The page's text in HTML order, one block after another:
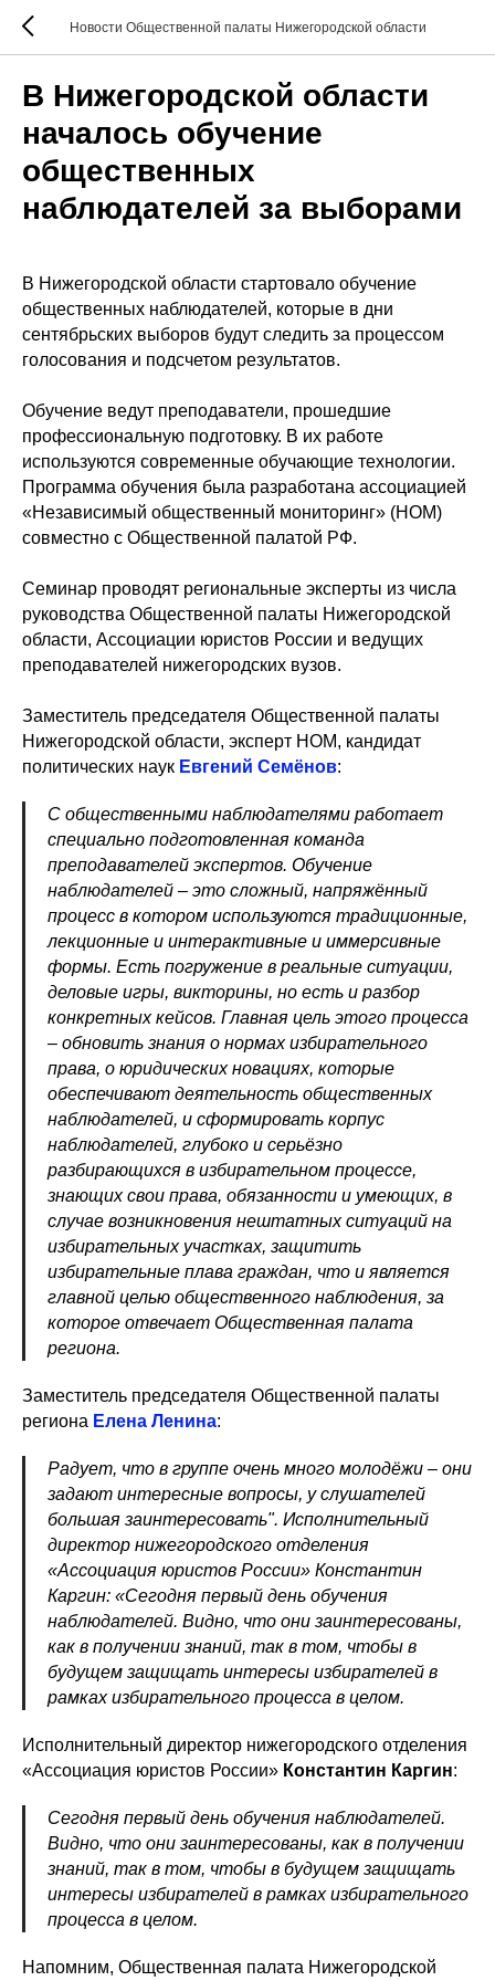
Новости Общественной палаты Нижегородской области
В Нижегородской области
началось обучение
общественных
наблюдателей за выборами
В Нижегородской области стартовало обучение
общественных наблюдателей, которые в дни
сентябрьских выборов будут следить за процессом
голосования и подсчетом результатов.
Обучение ведут преподаватели, прошедшие
профессиональную подготовку. В их работе
используются современные обучающие технологии.
Программа обучения была разработана ассоциацией
«Независимый общественный мониторинг» (НОМ)
совместно с Общественной палатой РФ.
Семинар проводят региональные эксперты из числа
руководства Общественной палаты Нижегородской
области, Ассоциации юристов России и ведущих
преподавателей нижегородских вузов.
Заместитель председателя Общественной палаты
Нижегородской области, эксперт НОМ, кандидат
политических наук Евгений Семёнов:
С общественными наблюдателями работает
специально подготовленная команда
преподавателей экспертов. Обучение
наблюдателей – это сложный, напряжённый
процесс в котором используются традиционные,
лекционные и интерактивные и иммерсивные
формы. Есть погружение в реальные ситуации,
деловые игры, викторины, но есть и разбор
конкретных кейсов. Главная цель этого процесса
– обновить знания о нормах избирательного
права, о юридических новациях, которые
обеспечивают деятельность общественных
наблюдателей, и сформировать корпус
наблюдателей, глубоко и серьёзно
разбирающихся в избирательном процессе,
знающих свои права, обязанности и умеющих, в
случае возникновения нештатных ситуаций на
избирательных участках, защитить
избирательные плава граждан, что и является
главной целью общественного наблюдения, за
которое отвечает Общественная палата
региона.
Заместитель председателя Общественной палаты
региона Елена Ленина:
Радует, что в группе очень много молодёжи – они
задают интересные вопросы, у слушателей
большая заинтересовать". Исполнительный
директор нижегородского отделения
«Ассоциация юристов России» Константин
Каргин: «Сегодня первый день обучения
наблюдателей. Видно, что они заинтересованы,
как в получении знаний, так в том, чтобы в
будущем защищать интересы избирателей в
рамках избирательного процесса в целом.
Исполнительный директор нижегородского отделения
«Ассоциация юристов России» Константин Каргин:
Сегодня первый день обучения наблюдателей.
Видно, что они заинтересованы, как в получении
знаний, так в том, чтобы в будущем защищать
интересы избирателей в рамках избирательного
процесса в целом.
Напомним, Общественная палата Нижегородской